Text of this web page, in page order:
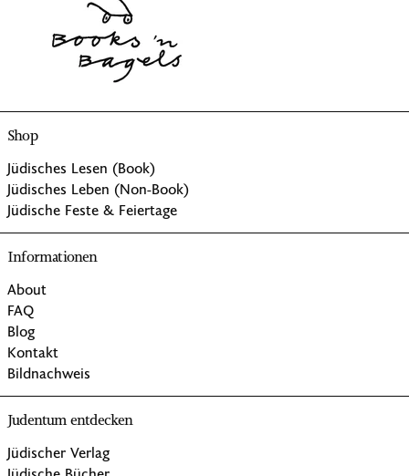
Shop
Jüdisches Lesen (Book)
Jüdisches Leben (Non-Book)
Jüdische Feste & Feiertage
Informationen
About
FAQ
Blog
Kontakt
Bildnachweis
Judentum entdecken
Jüdischer Verlag